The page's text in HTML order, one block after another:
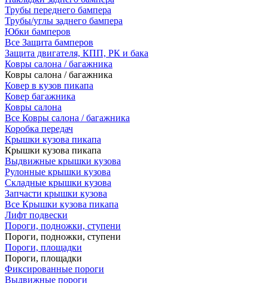
Трубы переднего бампера
Трубы/углы заднего бампера
Юбки бамперов
Все Защита бамперов
Защита двигателя, КПП, РК и бака
Ковры салона / багажника
Ковры салона / багажника
Ковер в кузов пикапа
Ковер багажника
Ковры салона
Все Ковры салона / багажника
Коробка передач
Крышки кузова пикапа
Крышки кузова пикапа
Выдвижные крышки кузова
Рулонные крышки кузова
Складные крышки кузова
Запчасти крышки кузова
Все Крышки кузова пикапа
Лифт подвески
Пороги, подножки, ступени
Пороги, подножки, ступени
Пороги, площадки
Пороги, площадки
Фиксированные пороги
Выдвижные пороги